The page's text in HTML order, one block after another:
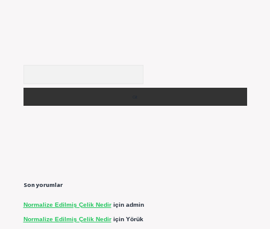
Son yorumlar
Normalize Edilmiş Çelik Nediriçin admin
Normalize Edilmiş Çelik Nediriçin Yörük